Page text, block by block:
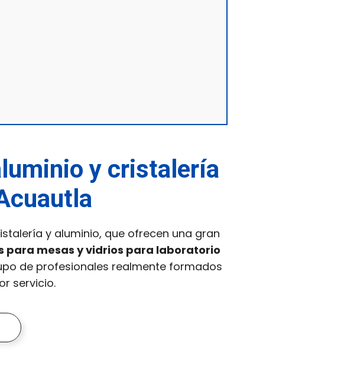
y cristalería
y aluminio, que ofrecen una gran
para mesas y vidrios para laboratorio
de profesionales realmente formados
servicio.